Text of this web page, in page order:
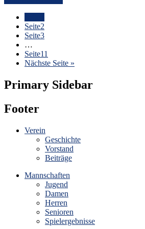
Seite2
Seite3
…
Seite11
Nächste Seite »
Primary Sidebar
Footer
Verein
Geschichte
Vorstand
Beiträge
Mannschaften
Jugend
Damen
Herren
Senioren
Spielergebnisse